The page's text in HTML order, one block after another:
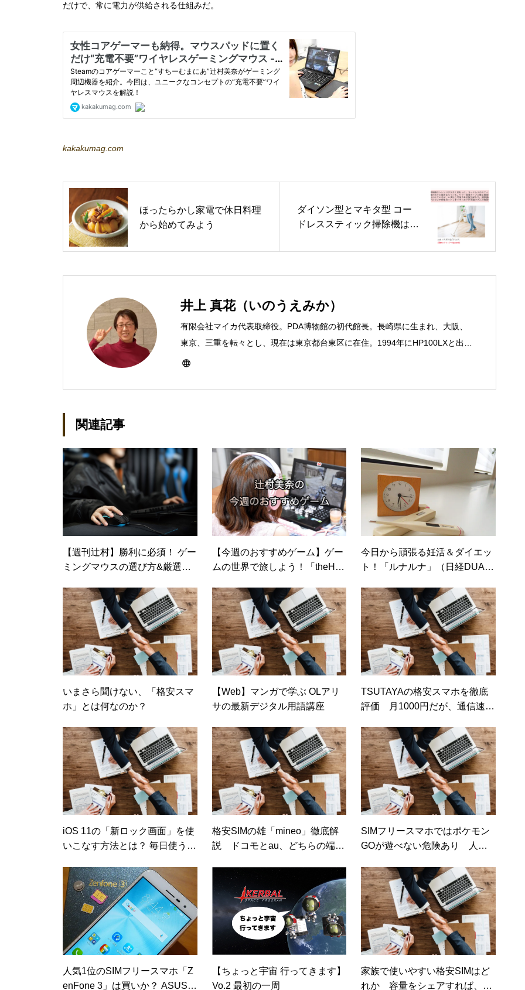
だけで、常に電力が供給される仕組みだ。
kakakumag.com
ほったらかし家電で休日料理
から始めてみよう
ダイソン型とマキタ型 コー
ドレススティック掃除機はど
井上 真花（いのうえみか）
有限会社マイカ代表取締役。PDA博物館の初代館長。長崎県に生まれ、大阪、
東京、三重を転々とし、現在は東京都台東区に在住。1994年にHP100LXと出会
ったのをきかっけに、フリーライターとして雑誌、書籍などで執筆するように
イカ」を設立。主な業務は、一般誌や専門誌、業界紙や新聞、Web媒体など
務める。趣味は考えること。
関連記事
【週刊辻村】勝利に必須！ ゲー
ミングマウスの選び方&厳選人
【今週のおすすめゲーム】ゲー
ムの世界で旅しよう！「theHun
asis」
今日から頑張る妊活＆ダイエッ
ト！「ルナルナ」（日経DUA
いまさら聞けない、「格安スマ
ホ」とは何なのか？
【Web】マンガで学ぶ OLアリ
サの最新デジタル用語講座
TSUTAYAの格安スマホを徹底
評価 月1000円だが、通信速度
ネット）
iOS 11の「新ロック画面」を使
いこなす方法とは？ 毎日使う機
ット】
格安SIMの雄「mineo」徹底解
説 ドコモとau、どちらの端末
SIMフリースマホではポケモン
GOが遊べない危険あり 人気
レンディネット）
人気1位のSIMフリースマホ「Z
enFone 3」は買いか？ ASUS端
【ちょっと宇宙 行ってきます】
Vo.2 最初の一周
家族で使いやすい格安SIMはど
れか 容量をシェアすれば、ド